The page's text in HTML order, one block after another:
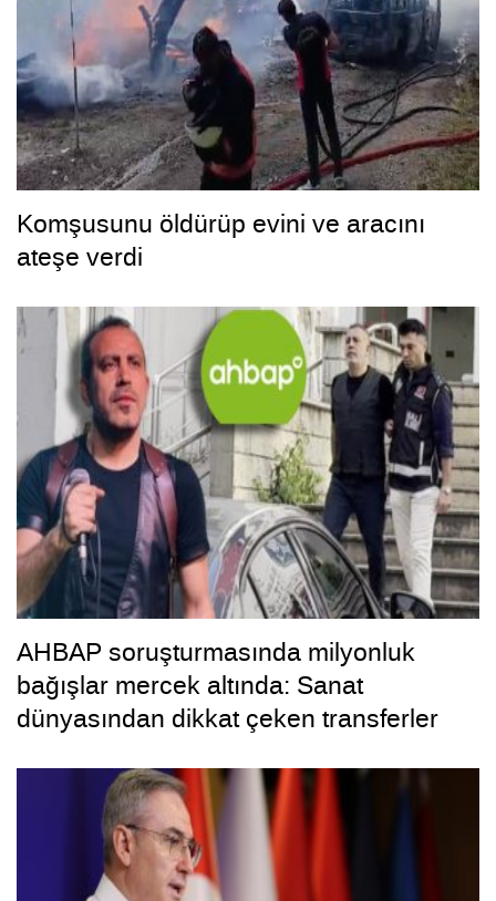
Komşusunu öldürüp evini ve aracını
ateşe verdi
AHBAP soruşturmasında milyonluk
bağışlar mercek altında: Sanat
dünyasından dikkat çeken transferler